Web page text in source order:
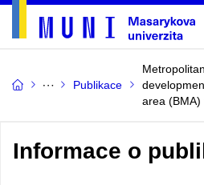
Publikace
area
Informace o